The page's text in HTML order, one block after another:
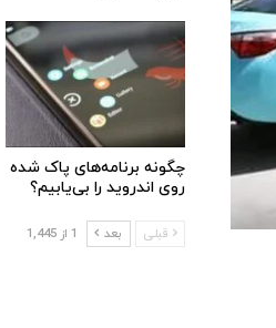
چگونه برنامه‌های پاک شده
روی اندروید را بی‌یابیم؟
قبلی بعد 1 از 1,445